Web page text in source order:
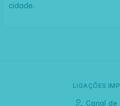
cidade.
LIGAÇÕES
Canal de